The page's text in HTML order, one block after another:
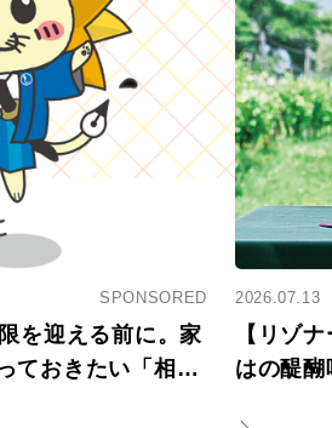
SPONSORED
を迎える前に。家
ておきたい「相続
2026.07.13
【リゾ
はの醍